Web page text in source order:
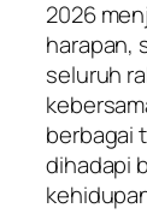
2026
harapan,
seluruh
berbagai
dihadapi